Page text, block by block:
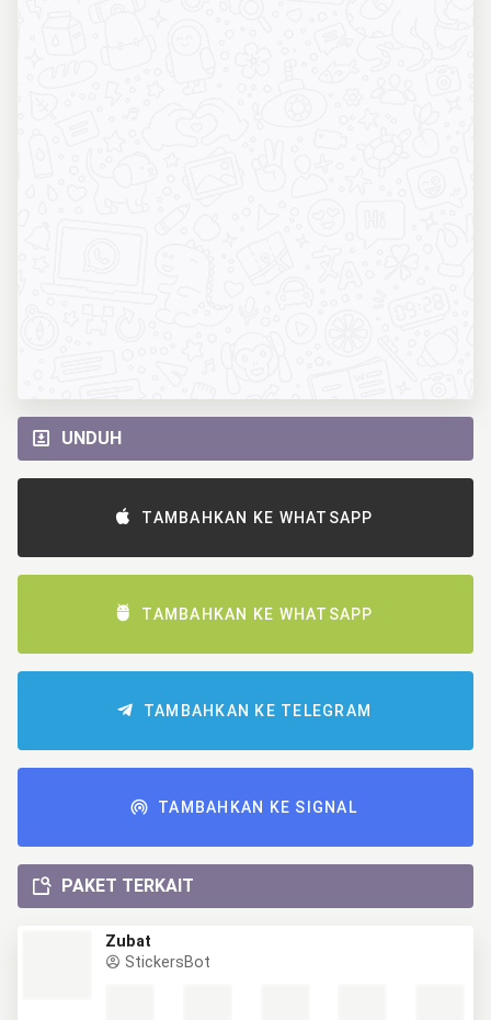
UNDUH
TAMBAHKAN KE WHATSAPP
TAMBAHKAN KE WHATSAPP
TAMBAHKAN KE TELEGRAM
TAMBAHKAN KE SIGNAL
PAKET TERKAIT
Zubat
StickersBot